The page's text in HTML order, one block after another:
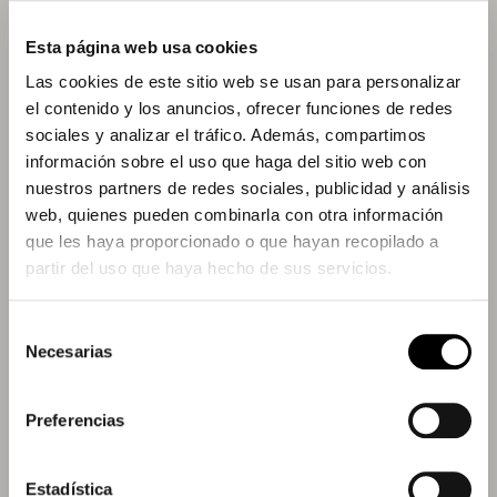
Esta página web usa cookies
Las cookies de este sitio web se usan para personalizar
el contenido y los anuncios, ofrecer funciones de redes
sociales y analizar el tráfico. Además, compartimos
información sobre el uso que haga del sitio web con
nuestros partners de redes sociales, publicidad y análisis
web, quienes pueden combinarla con otra información
que les haya proporcionado o que hayan recopilado a
partir del uso que haya hecho de sus servicios.
Necesarias
Preferencias
Estadística
selecció del nou ERP i durant tot el procés
d’implantació, assegurant l’alineació amb els
processos definits, l’adopció per part dels equips i
una posada en marxa orientada a negoci i
resultats.